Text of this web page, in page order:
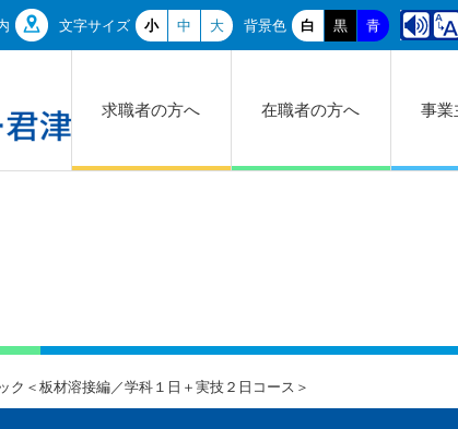
文字サイズ 小 中 大 背景色 白 黒 青
求職者の方へ 在職者の方へ 事業
ク＜板材溶接編／学科１日＋実技２日コース＞